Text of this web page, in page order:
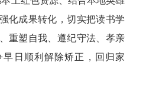
化成果转化，切实把读书学
重塑自我、遵纪守法、孝亲
日顺利解除矫正，回归家